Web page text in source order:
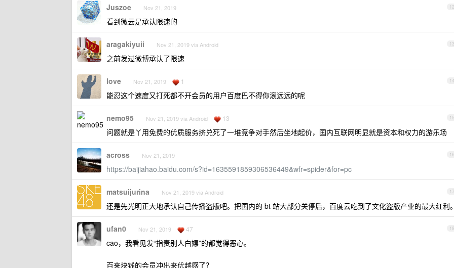
12
Juszoe Nov 21, 2019
看到微云是承认限速的
13
aragakiyuii Nov 21, 2019 via Android
之前发过微博承认了限速
14
love Nov 21, 2019 1
能忍这个速度又打死都不开会员的用户百度巴不得你滚远远的呢
15
nemo95 Nov 21, 2019 via Android 13
问题就是丫用免费的优质服务挤兑死了一堆竞争对手然后坐地起价，国内互联网明显就是资本和权力的游乐场
16
across Nov 21, 2019
https://baijiahao.baidu.com/s?id=1635591859306536449&wfr=spider&for=pc
17
matsuijurina Nov 21, 2019 via Android
还是先光明正大地承认自己传播盗版吧。把国内的 bt 站大部分关停后，百度云吃到了文化盗版产业的最大红利。
18
ufan0 Nov 21, 2019 47
cao，我看见发“指责别人白嫖”的都觉得恶心。
百来块钱的会员冲出来优越感了？